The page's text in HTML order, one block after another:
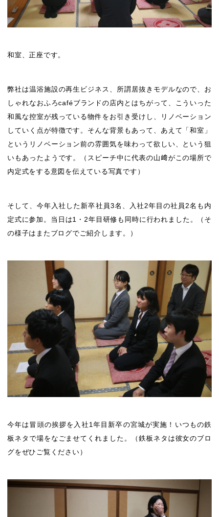
和室、正座です。
弊社は温浴施設の再生ビジネス、所謂居抜きモデルなので、お
しゃれなおふろcaféブランドの店内とはちがって、こういった
和風な控室が残っている物件をお引き受けし、リノベーション
していく点が特徴です。そんな背景もあって、あえて「和室」
というリノベーション前の雰囲気を味わって欲しい、という狙
いもあったようです。（スピーチ中に代表の山﨑がこの場所で
内定式をする意図を伝えている写真です）
そして、今年入社した新卒社員3名、入社2年目の社員2名も内
定式に参加。当日は1・2年目研修も同時に行われました。（そ
の様子はまたブログでご紹介します。）
今年は冒頭の挨拶を入社1年目新卒の宮城が実施！いつもの鉄
板ネタで場をなごませてくれました。（鉄板ネタは彼女のブロ
グをぜひご覧ください）